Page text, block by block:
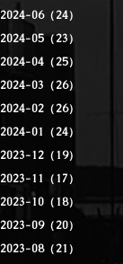
2024-06（24）
2024-05（23）
2024-04（25）
2024-03（26）
2024-02（26）
2024-01（24）
2023-12（19）
2023-11（17）
2023-10（18）
2023-09（20）
2023-08（21）